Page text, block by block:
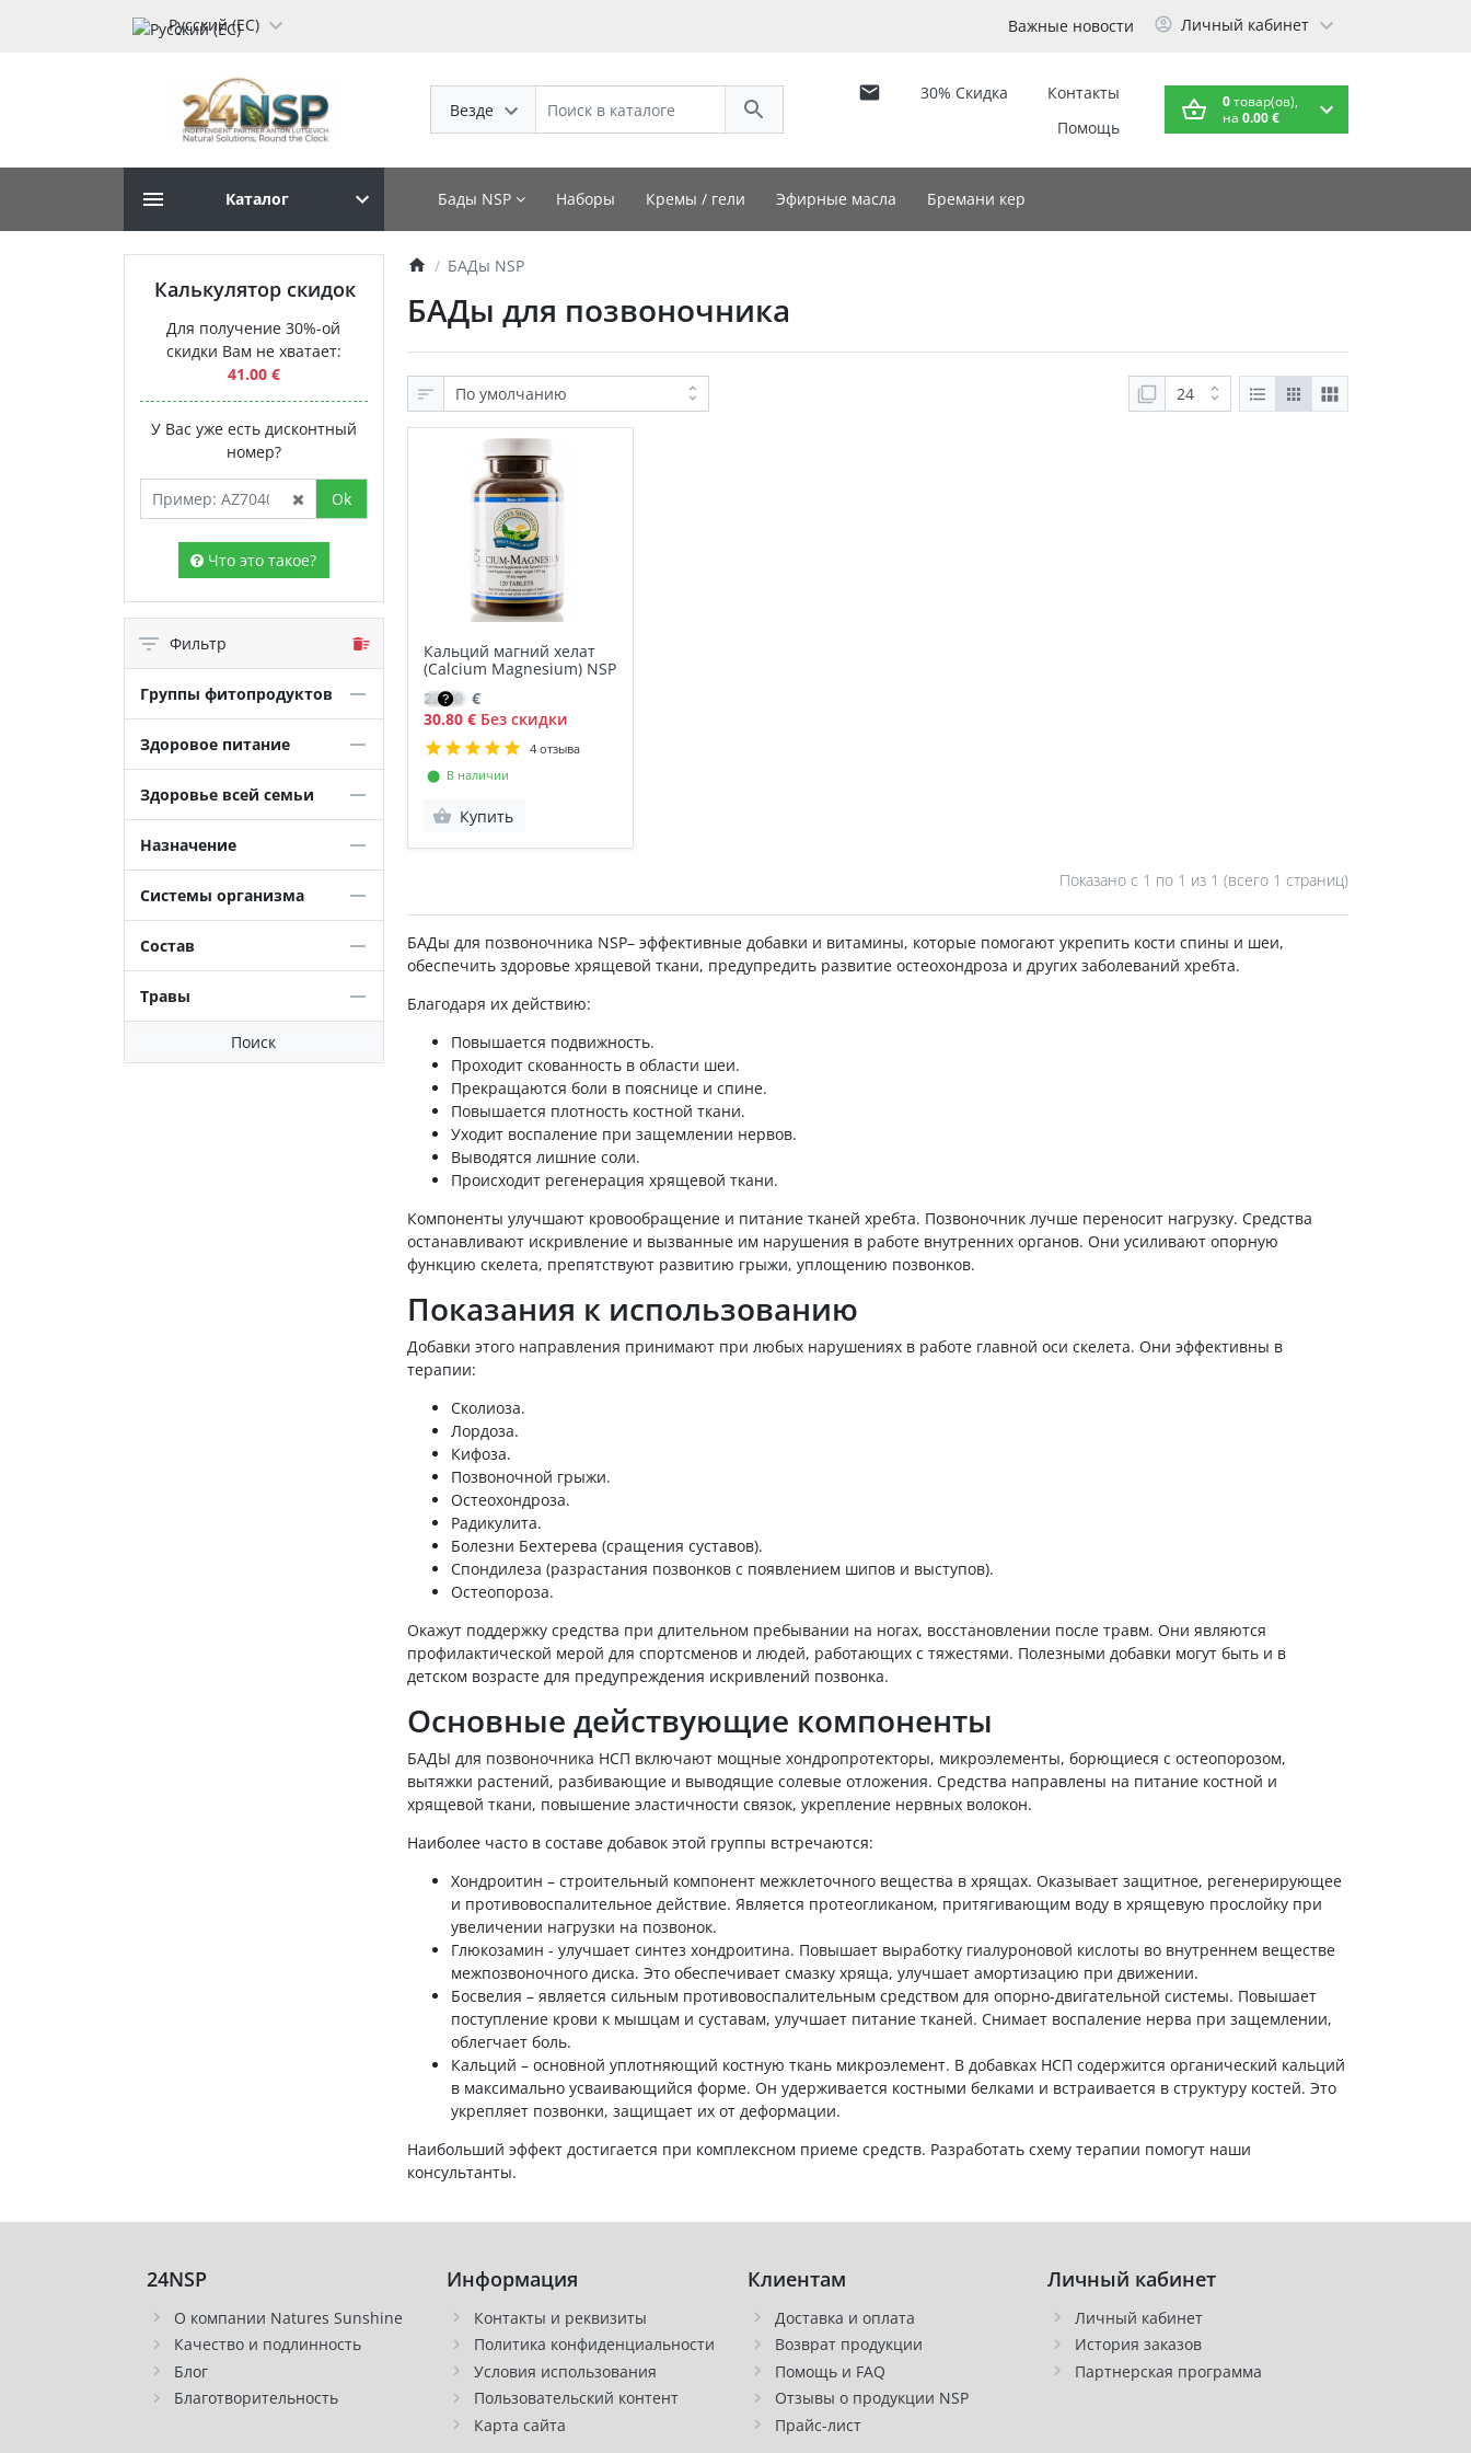
Русский (ЕС) Важные новости Личный кабинет
30% Скидка
Контакты
Помощь
Везде 0товар(ов),
на 0.00 €
Каталог Бады NSP Наборы Кремы / гели Эфирные масла Бремани кер
Калькулятор скидок
Для получение 30%-ой
скидки Вам не хватает:
41.00 €
У Вас уже есть дисконтный
номер?
Ok
Что это такое?
Фильтр
Группы фитопродуктов
Здоровое питание
Здоровье всей семьи
Назначение
Системы организма
Состав
Травы
Поиск
БАДы NSP
БАДы для позвоночника
Кальций магний хелат
(Calcium Magnesium) NSP
22.00 €
30.80 €Без скидки
4 отзыва
⬤ В наличии
Купить
Показано с 1 по 1 из 1 (всего 1 страниц)
БАДы для позвоночника NSP– эффективные добавки и витамины, которые помогают укрепить кости спины и шеи,
обеспечить здоровье хрящевой ткани, предупредить развитие остеохондроза и других заболеваний хребта.
Благодаря их действию:
Повышается подвижность.
Проходит скованность в области шеи.
Прекращаются боли в пояснице и спине.
Повышается плотность костной ткани.
Уходит воспаление при защемлении нервов.
Выводятся лишние соли.
Происходит регенерация хрящевой ткани.
Компоненты улучшают кровообращение и питание тканей хребта. Позвоночник лучше переносит нагрузку. Средства
останавливают искривление и вызванные им нарушения в работе внутренних органов. Они усиливают опорную
функцию скелета, препятствуют развитию грыжи, уплощению позвонков.
Показания к использованию
Добавки этого направления принимают при любых нарушениях в работе главной оси скелета. Они эффективны в
терапии:
Сколиоза.
Лордоза.
Кифоза.
Позвоночной грыжи.
Остеохондроза.
Радикулита.
Болезни Бехтерева (сращения суставов).
Спондилеза (разрастания позвонков с появлением шипов и выступов).
Остеопороза.
Окажут поддержку средства при длительном пребывании на ногах, восстановлении после травм. Они являются
профилактической мерой для спортсменов и людей, работающих с тяжестями. Полезными добавки могут быть и в
детском возрасте для предупреждения искривлений позвонка.
Основные действующие компоненты
БАДЫ для позвоночника НСП включают мощные хондропротекторы, микроэлементы, борющиеся с остеопорозом,
вытяжки растений, разбивающие и выводящие солевые отложения. Средства направлены на питание костной и
хрящевой ткани, повышение эластичности связок, укрепление нервных волокон.
Наиболее часто в составе добавок этой группы встречаются:
Хондроитин – строительный компонент межклеточного вещества в хрящах. Оказывает защитное, регенерирующее
и противовоспалительное действие. Является протеогликаном, притягивающим воду в хрящевую прослойку при
увеличении нагрузки на позвонок.
Глюкозамин - улучшает синтез хондроитина. Повышает выработку гиалуроновой кислоты во внутреннем веществе
межпозвоночного диска. Это обеспечивает смазку хряща, улучшает амортизацию при движении.
Босвелия – является сильным противовоспалительным средством для опорно-двигательной системы. Повышает
поступление крови к мышцам и суставам, улучшает питание тканей. Снимает воспаление нерва при защемлении,
облегчает боль.
Кальций – основной уплотняющий костную ткань микроэлемент. В добавках НСП содержится органический кальций
в максимально усваивающийся форме. Он удерживается костными белками и встраивается в структуру костей. Это
укрепляет позвонки, защищает их от деформации.
Наибольший эффект достигается при комплексном приеме средств. Разработать схему терапии помогут наши
консультанты.
24NSP
О компании Natures Sunshine
Качество и подлинность
Блог
Благотворительность
Информация
Контакты и реквизиты
Политика конфиденциальности
Условия использования
Пользовательский контент
Карта сайта
Клиентам
Доставка и оплата
Возврат продукции
Помощь и FAQ
Отзывы о продукции NSP
Прайс-лист
Личный кабинет
Личный кабинет
История заказов
Партнерская программа